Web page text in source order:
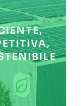
I
a
costi
alla